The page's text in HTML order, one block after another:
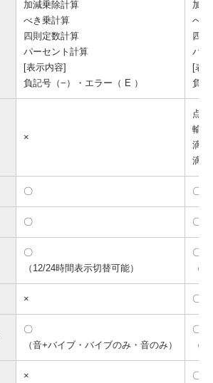
加減乗除計算
べき乗計算
四則定数計算
パーセント計算
[表示内容]
負記号（−）・エラー（ E ）
加
べき
四
パー
[表
負記
×
点
輸
滴下
滴下
〇 〇
〇 〇
〇
（12/24時間表示切替可能）
〇
（
× 〇
〇
（音+バイブ・バイブのみ・音のみ）
〇
（
× 〇